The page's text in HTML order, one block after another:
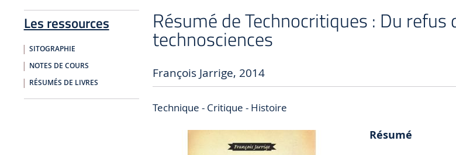
Les ressources
SITOGRAPHIE
NOTES DE COURS
RÉSUMÉS DE LIVRES
Résumé de Technocritiques : Du
technosciences
François Jarrige, 2014
Technique - Critique - Histoire
Résumé